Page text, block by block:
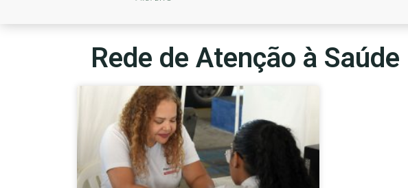
Rede de Atenção à Saúde